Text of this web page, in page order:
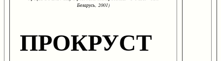
Беларусь, 2001)
ПРОКРУСТ